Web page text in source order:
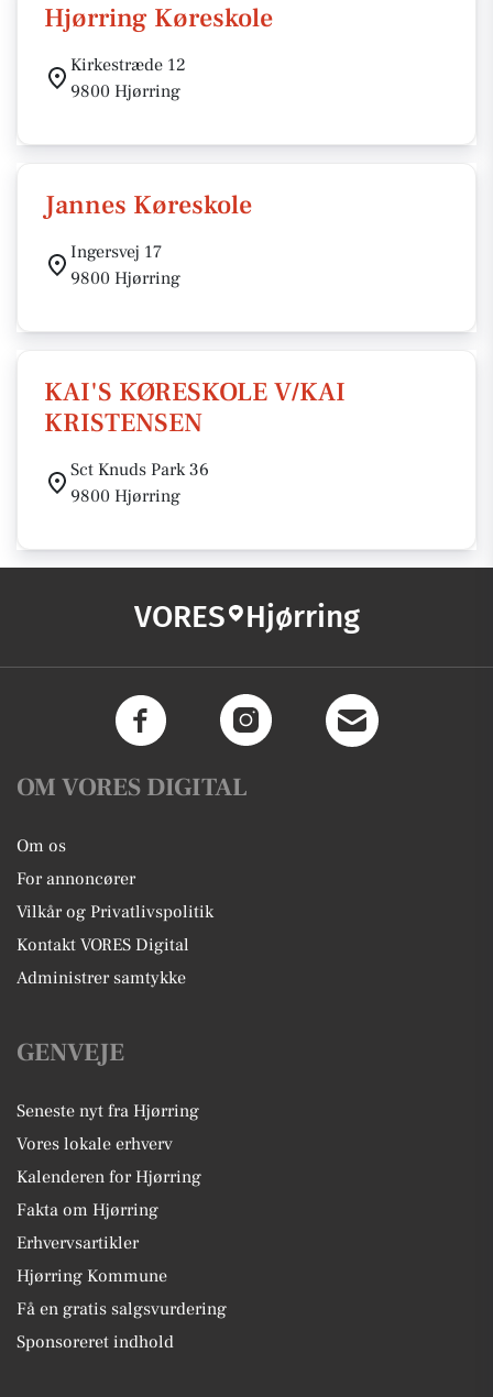
Hjørring Køreskole
Kirkestræde 12
9800 Hjørring
Jannes Køreskole
Ingersvej 17
9800 Hjørring
KAI'S KØRESKOLE V/KAI
KRISTENSEN
Sct Knuds Park 36
9800 Hjørring
VORES Hjørring
OM VORES DIGITAL
Om os
For annoncører
Vilkår og Privatlivspolitik
Kontakt VORES Digital
Administrer samtykke
GENVEJE
Seneste nyt fra Hjørring
Vores lokale erhverv
Kalenderen for Hjørring
Fakta om Hjørring
Erhvervsartikler
Hjørring Kommune
Få en gratis salgsvurdering
Sponsoreret indhold